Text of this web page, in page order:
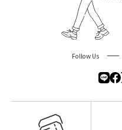
Follow Us